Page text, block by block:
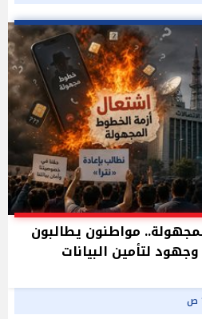
مواطنون يطالبون
وجهود لتأمين البيانات